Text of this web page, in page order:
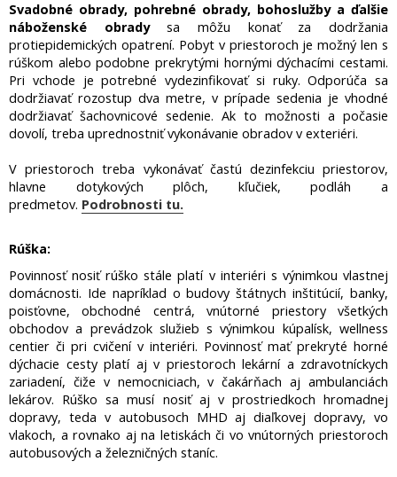
Svadobné obrady, pohrebné obrady, bohoslužby a ďalšie
náboženské obradysa môžu konať za dodržania
protiepidemických opatrení. Pobyt v priestoroch je možný len s
rúškom alebo podobne prekrytými hornými dýchacími cestami.
Pri vchode je potrebné vydezinfikovať si ruky. Odporúča sa
dodržiavať rozostup dva metre, v prípade sedenia je vhodné
dodržiavať šachovnicové sedenie. Ak to možnosti a počasie
dovolí, treba uprednostniť vykonávanie obradov v exteriéri.
V priestoroch treba vykonávať častú dezinfekciu priestorov,
hlavne dotykových plôch, kľučiek, podláh a
predmetov. Podrobnosti tu.
Rúška:
Povinnosť nosiť rúško stále platí v interiéri s výnimkou vlastnej
domácnosti. Ide napríklad o budovy štátnych inštitúcií, banky,
poisťovne, obchodné centrá, vnútorné priestory všetkých
obchodov a prevádzok služieb s výnimkou kúpalísk, wellness
centier či pri cvičení v interiéri. Povinnosť mať prekryté horné
dýchacie cesty platí aj v priestoroch lekární a zdravotníckych
zariadení, čiže v nemocniciach, v čakárňach aj ambulanciách
lekárov. Rúško sa musí nosiť aj v prostriedkoch hromadnej
dopravy, teda v autobusoch MHD aj diaľkovej dopravy, vo
vlakoch, a rovnako aj na letiskách či vo vnútorných priestoroch
autobusových a železničných staníc.